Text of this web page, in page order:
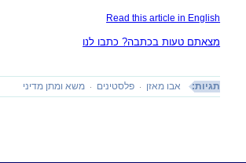
Read this article in English
מצאתם טעות בכתבה? כתבו לנו
תגיות: אבו מאזן פלסטינים משא ומתן מדיני